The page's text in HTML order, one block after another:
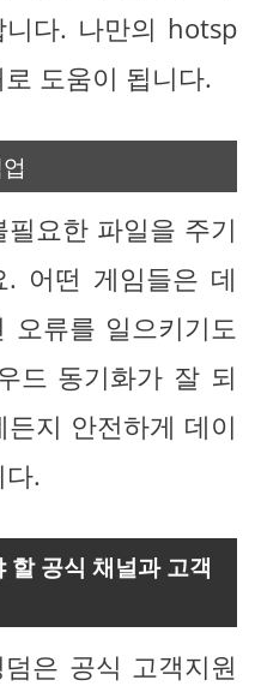
니다. 나만의 hotsp
도움이 됩니다.
요한 파일을 주기
. 어떤 게임들은 데
오류를 일으키기도
드 동기화가 잘 되
지 안전하게 데이
.
할 공식 채널과 고객
은 공식 고객지원